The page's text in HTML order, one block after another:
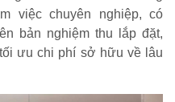
việc chuyên nghiệp, có
bản nghiệm thu lắp đặt,
ưu chi phí sở hữu về lâu